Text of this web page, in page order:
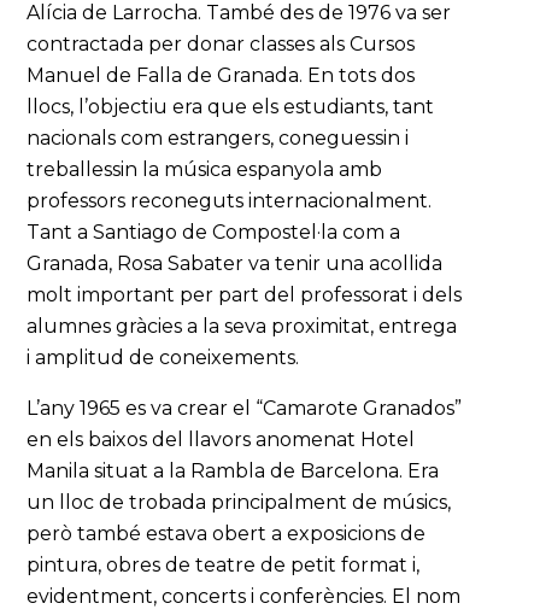
Alícia de Larrocha. També des de 1976 va ser
contractada per donar classes als Cursos
Manuel de Falla de Granada. En tots dos
llocs, l’objectiu era que els estudiants, tant
nacionals com estrangers, coneguessin i
treballessin la música espanyola amb
professors reconeguts internacionalment.
Tant a Santiago de Compostel·la com a
Granada, Rosa Sabater va tenir una acollida
molt important per part del professorat i dels
alumnes gràcies a la seva proximitat, entrega
i amplitud de coneixements.
L’any 1965 es va crear el “Camarote Granados”
en els baixos del llavors anomenat Hotel
Manila situat a la Rambla de Barcelona. Era
un lloc de trobada principalment de músics,
però també estava obert a exposicions de
pintura, obres de teatre de petit format i,
evidentment, concerts i conferències. El nom